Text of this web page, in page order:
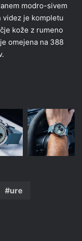
modro-sivem
videz je kompletu
kože z rumeno
omejena na 388
ure